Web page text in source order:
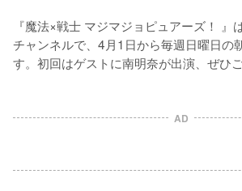
『魔法×戦士 マジマジョピュアーズ！ 』
チャンネルで、4月1日から毎週日曜日の
す。初回はゲストに南明奈が出演、ぜひ
AD